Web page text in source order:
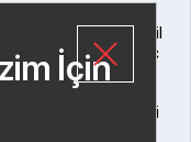
lansmanı
Sözlük Kalemi, dil
yenilikçi bir araç
tercüme eden
geliştirmek
Akıllı Sözlük Kalemi
desteği ve
İçin